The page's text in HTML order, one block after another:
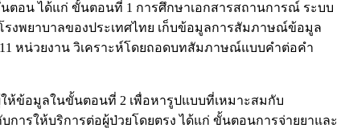
ตอน ได้แก่ ขั้นตอนที่ 1 การศึกษาเอกสารสถานการณ์ ระบบ
รงพยาบาลของประเทศไทย เก็บข้อมูลการสัมภาษณ์ข้อมูล
หน่วยงาน วิเคราะห์โดยถอดบทสัมภาษณ์แบบคำต่อคำ
ห้ข้อมูลในขั้นตอนที่ 2 เพื่อหารูปแบบที่เหมาะสมกับ
ารให้บริการต่อผู้ป่วยโดยตรง ได้แก่ ขั้นตอนการจ่ายยาและ